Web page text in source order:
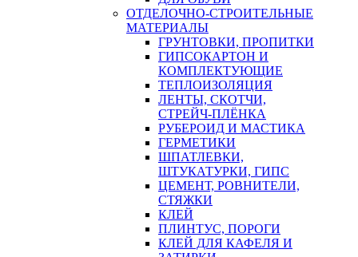
ОТДЕЛОЧНО-СТРОИТЕЛЬНЫЕ
МАТЕРИАЛЫ
ГРУНТОВКИ, ПРОПИТКИ
ГИПСОКАРТОН И
КОМПЛЕКТУЮЩИЕ
ТЕПЛОИЗОЛЯЦИЯ
ЛЕНТЫ, СКОТЧИ,
СТРЕЙЧ-ПЛЁНКА
РУБЕРОИД И МАСТИКА
ГЕРМЕТИКИ
ШПАТЛЕВКИ,
ШТУКАТУРКИ, ГИПС
ЦЕМЕНТ, РОВНИТЕЛИ,
СТЯЖКИ
КЛЕЙ
ПЛИНТУС, ПОРОГИ
КЛЕЙ ДЛЯ КАФЕЛЯ И